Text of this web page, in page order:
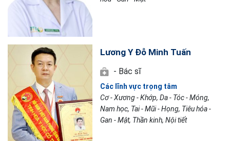
Lương Y Đỗ Minh Tuấn
- Bác sĩ
Các lĩnh vực trọng tâm
Cơ - Xương - Khớp, Da - Tóc - Móng,
Nam học, Tai - Mũi - Họng, Tiêu hóa -
Gan - Mật, Thần kinh, Nội tiết